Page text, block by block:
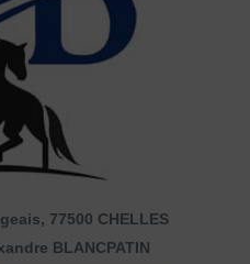
77500 CHELLES
BLANCPATIN